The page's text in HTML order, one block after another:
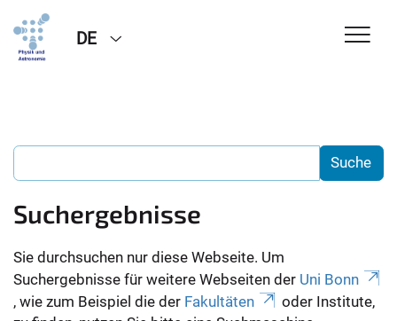
DE
Suchergebnisse
Sie durchsuchen nur diese Webseite. Um
Suchergebnisse für weitere Webseiten der Uni Bonn
, wie zum Beispiel die der Fakultäten
oder Institute,